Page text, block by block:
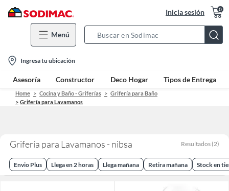
Inicia sesión 0
Menú
Bar
location-
icon
Ingresa tu ubicación
Asesoría Constructor Deco Hogar Tipos de Entrega
Home Cocina y Baño - Griferías
Grifería para Baño
Grifería para Lavamanos
Grifería para Lavamanos - nibsa Resultados (2)
Envio Plus Llega en 2 horas Llega mañana Retira mañana Stock en